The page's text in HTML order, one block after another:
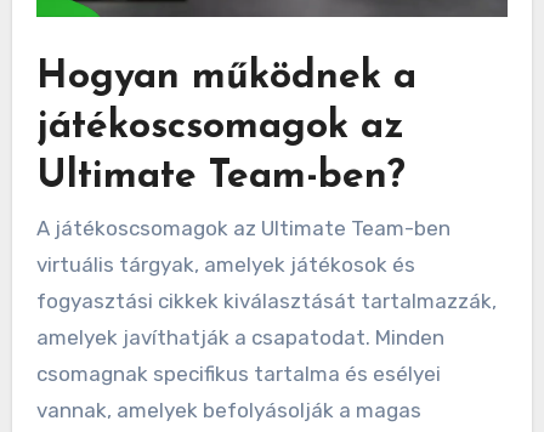
Hogyan működnek a
játékoscsomagok az
Ultimate Team-ben?
A játékoscsomagok az Ultimate Team-ben
virtuális tárgyak, amelyek játékosok és
fogyasztási cikkek kiválasztását tartalmazzák,
amelyek javíthatják a csapatodat. Minden
csomagnak specifikus tartalma és esélyei
vannak, amelyek befolyásolják a magas